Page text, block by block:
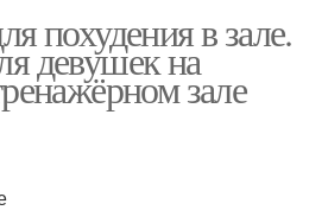
похудения в зале.
девушек на
зале